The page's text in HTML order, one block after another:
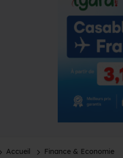
Accueil Finance & Economie